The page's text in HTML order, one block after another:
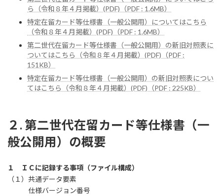
ら（令和８年４月掲載）(PDF)（PDF : 1.6MB）
特定在留カード等仕様書（一般公開用）についてはこちら
（令和８年４月掲載）(PDF)（PDF : 1.6MB）
第二世代在留カード等仕様書（一般公開用）の新旧対照表に
ついてはこちら（令和８年４月掲載）(PDF)（PDF :
151KB）
特定在留カード等仕様書（一般公開用）の新旧対照表につい
てはこちら（令和８年４月掲載）(PDF)（PDF : 225KB）
２. 第二世代在留カード等仕様書（一
般公開用）の概要
１ ＩＣに記録する事項（ファイル構成）
（１）共通データ要素
仕様バージョン番号